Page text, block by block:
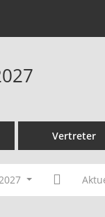
Vertreter